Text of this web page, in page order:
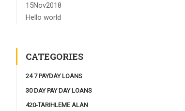
15Nov2018
Hello world
CATEGORIES
24 7 PAYDAY LOANS
30 DAY PAY DAY LOANS
420-TARIHLEME ALAN